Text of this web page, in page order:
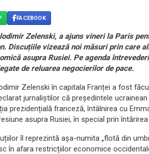
FACEBOOK
Zelenski, a ajuns vineri la Paris
Discuțiile vizează noi măsuri prin care
asupra Rusiei. Pe agenda
de reluarea negocierilor de pace.
Zelenski în capitala Franței a fost
jurnaliștilor că președintele
prezidențială franceză, întâlnirea cu
asupra Rusiei, în special prin
îl reprezintă așa-numita „flotă din
în afara restricțiilor economice